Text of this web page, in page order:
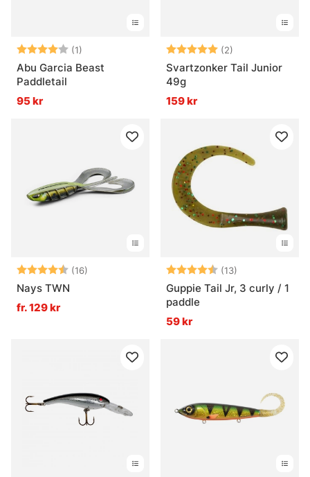
Betyg: (1)
4.0 utav 5 stjärnor
Abu Garcia Beast
Paddletail
95 kr
Betyg: (2)
Svartzonker Tail Junior
49g
159 kr
Betyg: (16)
4.4 utav 5 stjärnor
Nays TWN
fr. 129 kr
Betyg: (13)
Guppie Tail Jr, 3 curly / 1
paddle
59 kr